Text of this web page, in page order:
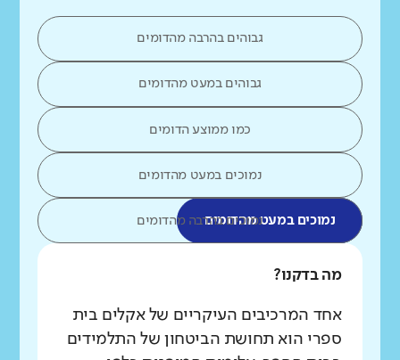
גבוהים בהרבה מהדומים
גבוהים במעט מהדומים
כמו ממוצע הדומים
נמוכים במעט מהדומים
נמוכים במעט מהדומיםנמוכים בהרבה מהדומים
מה בדקנו?
אחד המרכיבים העיקריים של אקלים בית
ספרי הוא תחושת הביטחון של התלמידים